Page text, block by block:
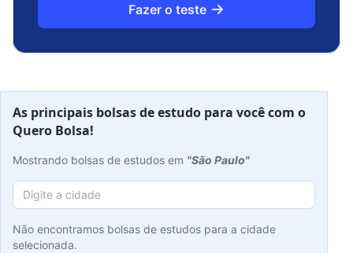
Fazer o teste
As principais bolsas de estudo para você com o
Quero Bolsa!
Mostrando bolsas de estudos em "São Paulo"
Não encontramos bolsas de estudos para a cidade
selecionada.